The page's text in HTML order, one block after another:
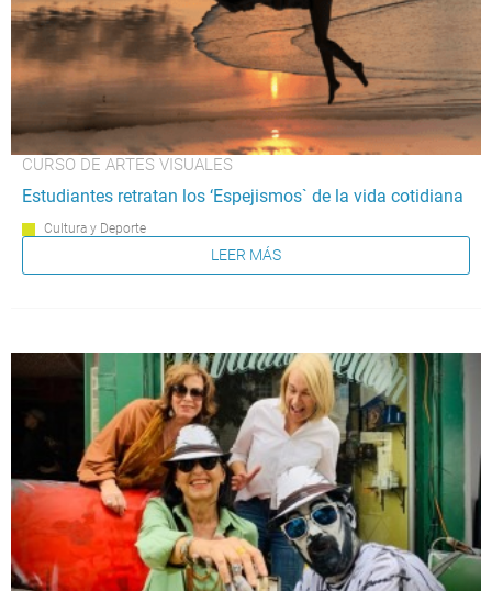
CURSO DE ARTES VISUALES
Estudiantes retratan los ‘Espejismos` de la vida cotidiana
Cultura y Deporte
LEER MÁS